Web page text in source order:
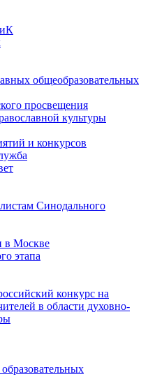
общеобразовательных
просвещения
культуры
и конкурсов
Синодального
в Москве
этапа
конкурс на
в области духовно-